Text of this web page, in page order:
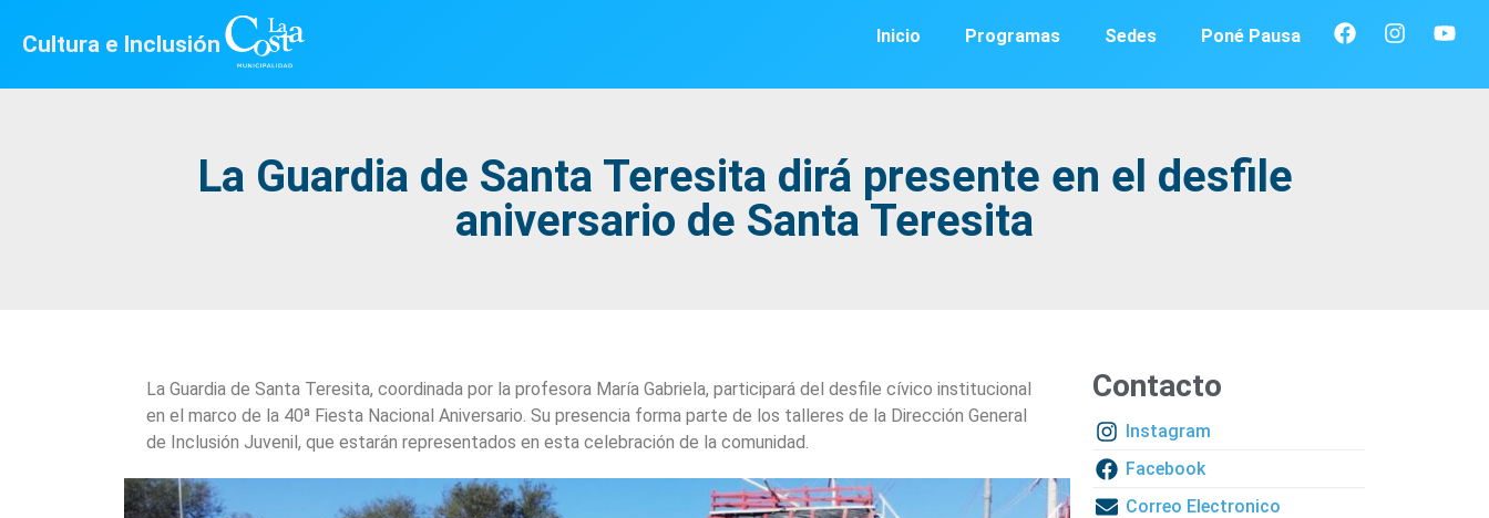
Cultura e Inclusión Inicio Programas Sedes Poné Pausa
La Guardia de Santa Teresita dirá presente en el desfile
aniversario de Santa Teresita
La Guardia de Santa Teresita, coordinada por la profesora María Gabriela, participará del desfile cívico institucional
en el marco de la 40ª Fiesta Nacional Aniversario. Su presencia forma parte de los talleres de la Dirección General
de Inclusión Juvenil, que estarán representados en esta celebración de la comunidad.
Contacto
Instagram
Facebook
Correo Electronico